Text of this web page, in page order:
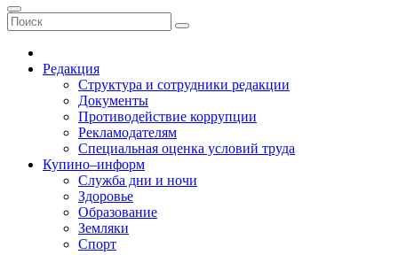
Редакция
Структура и сотрудники редакции
Документы
Противодействие коррупции
Рекламодателям
Специальная оценка условий труда
Купино–информ
Служба дни и ночи
Здоровье
Образование
Земляки
Спорт